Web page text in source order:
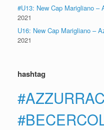
#U13: New Cap Marigliano –
2021
U16: New Cap Marigliano –
2021
hashtag